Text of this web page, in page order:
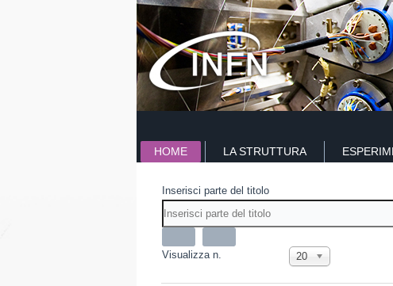
HOME LA STRUTTURA
Inserisci parte del titolo
Visualizza n. 20